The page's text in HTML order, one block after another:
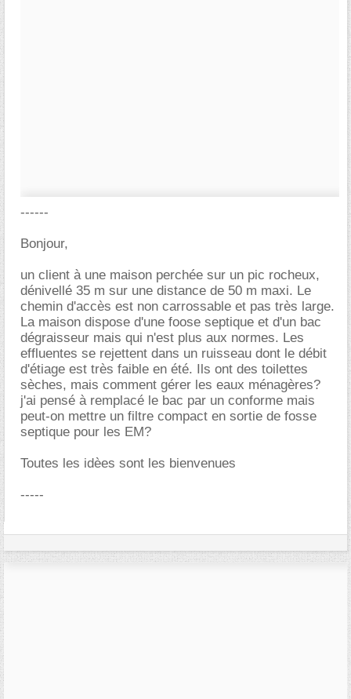
------
Bonjour,
un client à une maison perchée sur un pic rocheux,
dénivellé 35 m sur une distance de 50 m maxi. Le
chemin d'accès est non carrossable et pas très large.
La maison dispose d'une foose septique et d'un bac
dégraisseur mais qui n'est plus aux normes. Les
effluentes se rejettent dans un ruisseau dont le débit
d'étiage est très faible en été. Ils ont des toilettes
sèches, mais comment gérer les eaux ménagères?
j'ai pensé à remplacé le bac par un conforme mais
peut-on mettre un filtre compact en sortie de fosse
septique pour les EM?
Toutes les idèes sont les bienvenues
-----